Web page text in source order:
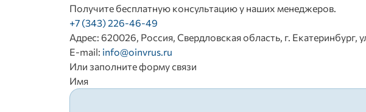
Получите бесплатную консультацию у наших менеджеров.
+7 (343) 226-46-49
Адрес: 620026, Россия, Свердловская область, г.
E-mail: info@oinvrus.ru
Или заполните форму связи
Имя